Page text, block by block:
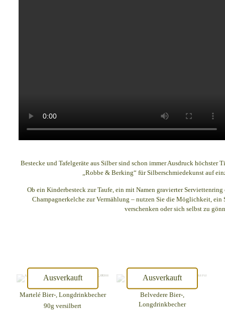
Bestecke und Tafelgeräte aus Silber sind schon immer Ausdruck höchster
„Robbe & Berking“ für Silberschmiedekunst auf
Ob ein Kinderbesteck zur Taufe, ein mit Namen gravierter
Champagnerkelche zur Vermählung – nutzen Sie die Möglichkeit,
verschenken oder sich selbst zu
Ausverkauft
Martelé Bier-, Longdrinkbecher
90g versilbert
Ausverkauft
Belvedere Bier-,
Longdrinkbecher